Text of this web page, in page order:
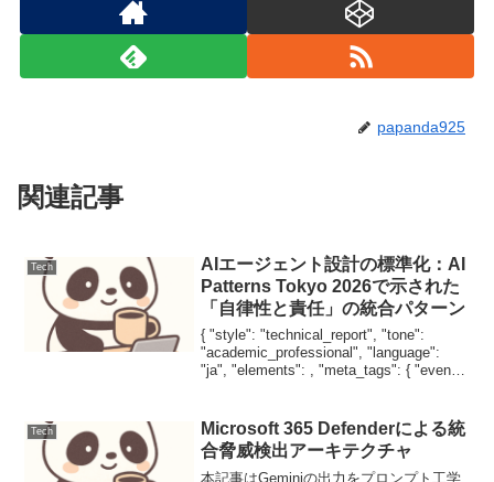
papanda925
関連記事
Tech
AIエージェント設計の標準化：AI
Patterns Tokyo 2026で示された
「自律性と責任」の統合パターン
{ "style": "technical_report", "tone":
"academic_professional", "language":
"ja", "elements": , "meta_tags": { "event":
Tech
Microsoft 365 Defenderによる統
合脅威検出アーキテクチャ
本記事はGeminiの出力をプロンプト工学